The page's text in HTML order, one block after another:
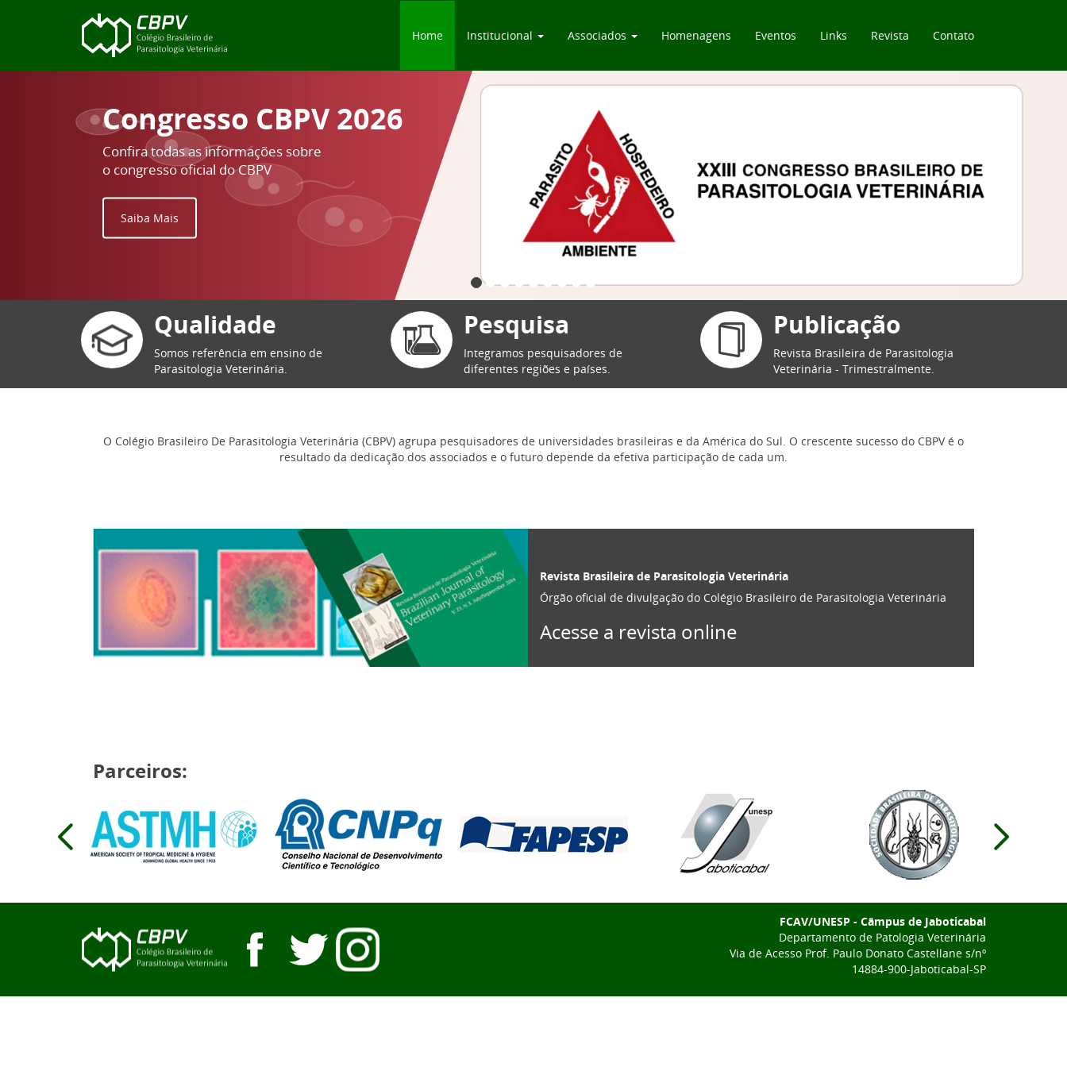
Home Institucional Associados Homenagens Eventos Links Revista Contato
Congresso CBPV 2026
Confira todas as informações sobre
o congresso oficial do CBPV
Saiba Mais
Qualidade
Somos referência em ensino de
Parasitologia Veterinária.
Pesquisa
Integramos pesquisadores de
diferentes regiões e países.
Publicação
Revista Brasileira de Parasitologia
Veterinária - Trimestralmente.
O Colégio Brasileiro De Parasitologia Veterinária (CBPV) agrupa pesquisadores de universidades brasileiras e da América do Sul. O crescente sucesso do CBPV é o
resultado da dedicação dos associados e o futuro depende da efetiva participação de cada um.
Revista Brasileira de Parasitologia Veterinária
Órgão oficial de divulgação do Colégio Brasileiro de Parasitologia Veterinária
Acesse a revista online
Parceiros:
FCAV/UNESP - Câmpus de Jaboticabal
Departamento de Patologia Veterinária
Via de Acesso Prof. Paulo Donato Castellane s/nº
14884-900-Jaboticabal-SP